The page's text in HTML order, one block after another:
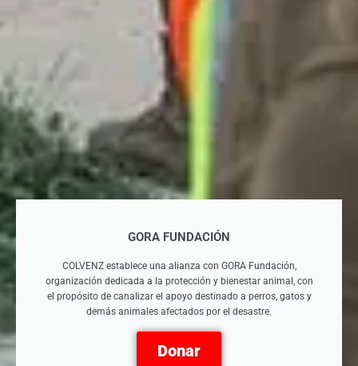
GORA FUNDACIÓN
COLVENZ establece una alianza con GORA Fundación,
organización dedicada a la protección y bienestar animal, con
el propósito de canalizar el apoyo destinado a perros, gatos y
demás animales afectados por el desastre.
Donar